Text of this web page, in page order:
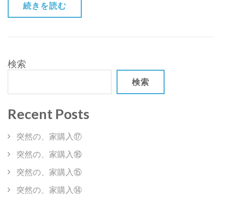
続きを読む
検索
検索
Recent Posts
突然の、家購入⑰
突然の、家購入⑯
突然の、家購入⑮
突然の、家購入⑭